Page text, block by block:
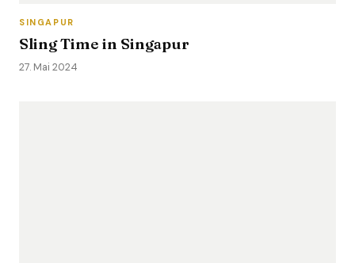
SINGAPUR
Sling Time in Singapur
27. Mai 2024